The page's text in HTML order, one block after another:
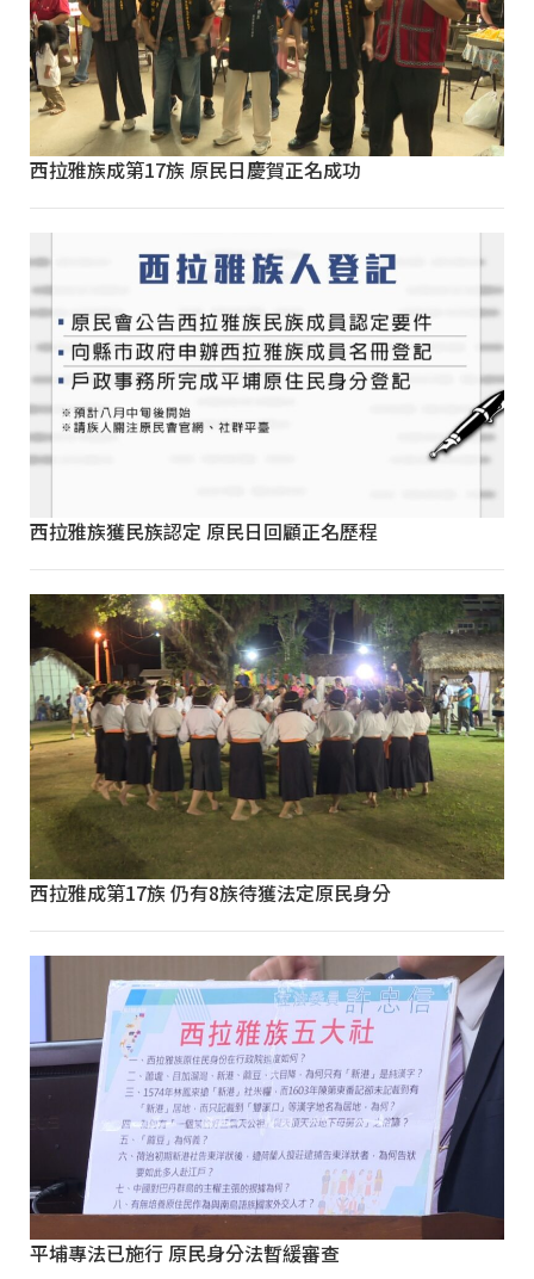
西拉雅族成第17族 原民日慶賀正名成功
西拉雅族獲民族認定 原民日回顧正名歷程
西拉雅成第17族 仍有8族待獲法定原民身分
平埔專法已施行 原民身分法暫緩審查